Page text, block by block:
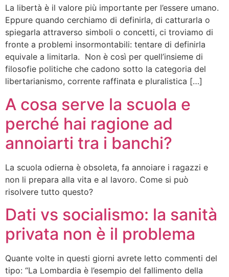
La libertà è il valore più importante per l’essere umano.
Eppure quando cerchiamo di definirla, di catturarla o
spiegarla attraverso simboli o concetti, ci troviamo di
fronte a problemi insormontabili: tentare di definirla
equivale a limitarla. Non è così per quell’insieme di
filosofie politiche che cadono sotto la categoria del
libertarianismo, corrente raffinata e pluralistica […]
A cosa serve la scuola e
perché hai ragione ad
annoiarti tra i banchi?
La scuola odierna è obsoleta, fa annoiare i ragazzi e
non li prepara alla vita e al lavoro. Come si può
risolvere tutto questo?
Dati vs socialismo: la sanità
privata non è il problema
Quante volte in questi giorni avrete letto commenti del
tipo: “La Lombardia è l’esempio del fallimento della